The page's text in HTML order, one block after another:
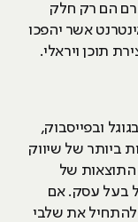
הם רק חלק
אשר יהפכו
תוכן ויראלי.
ובפייסבוק,
ביותר של שיווק
התוצאות של
בעל עסק. אם
להתחיל את שלבי